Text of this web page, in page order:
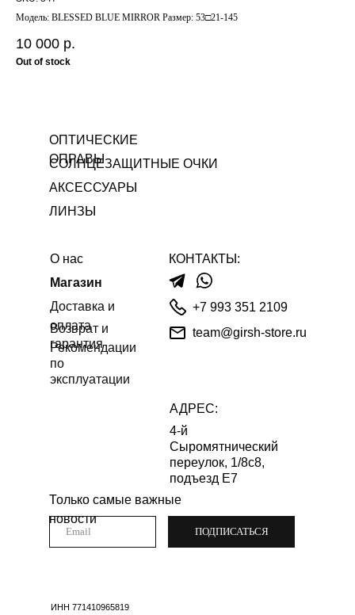
Модель: BLESSED BLUE MIRROR Размер: 53□21-145
10 000 р.
Out of stock
ОПТИЧЕСКИЕ
ОПРАВЫ
СОЛНЦЕЗАЩИТНЫЕ ОЧКИ
+7 993 351 2109
Только самые важные
новости
ПОДПИСАТЬСЯ
4-й
Сыромятнический
переулок, 1/8с8,
подъезд Е7
АДРЕС:
Магазин
ИНН 771410965819
О нас
team@girsh-store.ru
Рекомендации
по
эксплуатации
Доставка и
оплата
КОНТАКТЫ:
Возврат и
гарантия
ЛИНЗЫ
АКСЕССУАРЫ